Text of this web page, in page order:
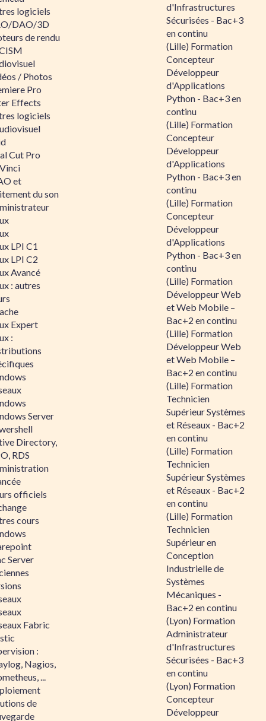
logiciels
DAO/3D
de rendu
/ Photos
Pro
Effects
logiciels
Cut Pro
et
du son
LPI C1
LPI C2
Avancé
: autres
Expert
:
Server
Directory,
RDS
officiels
cours
Server
Fabric
:
Nagios,
...
de
d'Infrastructures
Sécurisées - Bac+3
en continu
(Lille) Formation
Concepteur
Développeur
d'Applications
Python - Bac+3 en
continu
(Lille) Formation
Concepteur
Développeur
d'Applications
Python - Bac+3 en
continu
(Lille) Formation
Concepteur
Développeur
d'Applications
Python - Bac+3 en
continu
(Lille) Formation
Développeur Web
et Web Mobile –
Bac+2 en continu
(Lille) Formation
Développeur Web
et Web Mobile –
Bac+2 en continu
(Lille) Formation
Technicien
Supérieur Systèmes
et Réseaux - Bac+2
en continu
(Lille) Formation
Technicien
Supérieur Systèmes
et Réseaux - Bac+2
en continu
(Lille) Formation
Technicien
Supérieur en
Conception
Industrielle de
Systèmes
Mécaniques -
Bac+2 en continu
(Lyon) Formation
Administrateur
d'Infrastructures
Sécurisées - Bac+3
en continu
(Lyon) Formation
Concepteur
Développeur